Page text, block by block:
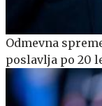
Odmevna
poslavlja po 20